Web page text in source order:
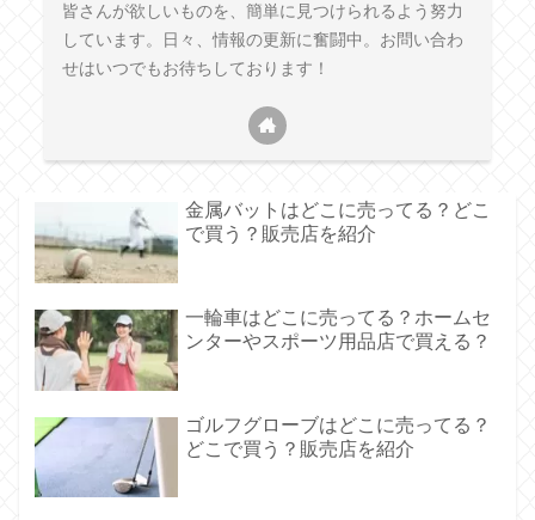
皆さんが欲しいものを、簡単に見つけられるよう努力
しています。日々、情報の更新に奮闘中。お問い合わ
せはいつでもお待ちしております！
金属バットはどこに売ってる？どこ
で買う？販売店を紹介
一輪車はどこに売ってる？ホームセ
ンターやスポーツ用品店で買える？
ゴルフグローブはどこに売ってる？
どこで買う？販売店を紹介